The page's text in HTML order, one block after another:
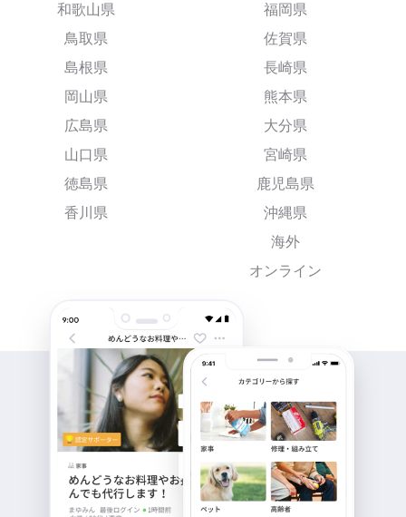
和歌山県
鳥取県
島根県
岡山県
広島県
山口県
徳島県
香川県
福岡県
佐賀県
長崎県
熊本県
大分県
宮崎県
鹿児島県
沖縄県
海外
オンライン